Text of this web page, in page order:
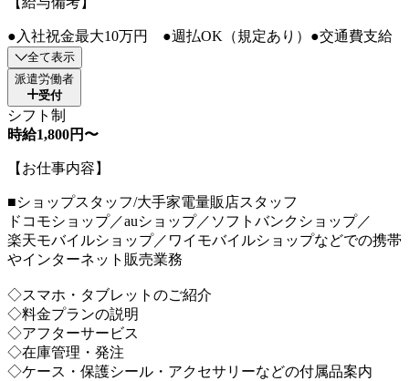
●入社祝金最大10万円 ●週払OK（規定あり）●交通費支給
全て表示
派遣労働者
受付
シフト制
時給1,800円〜
【お仕事内容】
■ショップスタッフ/大手家電量販店スタッフ
ドコモショップ／auショップ／ソフトバンクショップ／
楽天モバイルショップ／ワイモバイルショップなどでの携帯
やインターネット販売業務
◇スマホ・タブレットのご紹介
◇料金プランの説明
◇アフターサービス
◇在庫管理・発注
◇ケース・保護シール・アクセサリーなどの付属品案内